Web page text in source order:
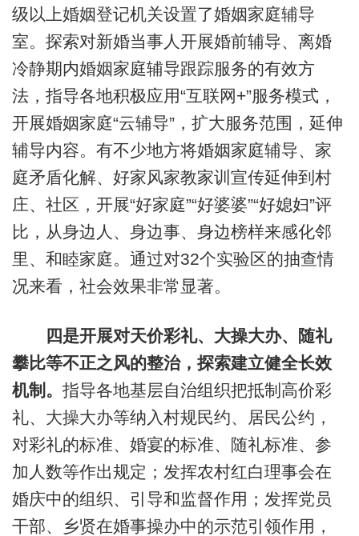
级以上婚姻登记机关设置了婚姻家庭辅导
室。探索对新婚当事人开展婚前辅导、离婚
冷静期内婚姻家庭辅导跟踪服务的有效方
法，指导各地积极应用“互联网+”服务模式，
开展婚姻家庭“云辅导”，扩大服务范围，延伸
辅导内容。有不少地方将婚姻家庭辅导、家
庭矛盾化解、好家风家教家训宣传延伸到村
庄、社区，开展“好家庭”“好婆婆”“好媳妇”评
比，从身边人、身边事、身边榜样来感化邻
里、和睦家庭。通过对32个实验区的抽查情
况来看，社会效果非常显著。
四是开展对天价彩礼、大操大办、随礼
攀比等不正之风的整治，探索建立健全长效
机制。 指导各地基层自治组织把抵制高价彩
礼、大操大办等纳入村规民约、居民公约，
对彩礼的标准、婚宴的标准、随礼标准、参
加人数等作出规定；发挥农村红白理事会在
婚庆中的组织、引导和监督作用；发挥党员
干部、乡贤在婚事操办中的示范引领作用，